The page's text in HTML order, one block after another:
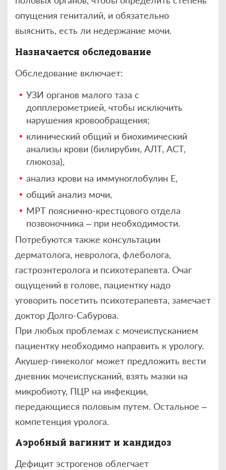
опущения гениталий, и обязательно
выяснить, есть ли недержание мочи.
Назначается обследование
Обследование включает:
УЗИ органов малого таза с
допплерометрией, чтобы исключить
нарушения кровообращения;
клинический общий и биохимический
анализы крови (билирубин, АЛТ, АСТ,
глюкоза),
анализ крови на иммуноглобулин Е,
общий анализ мочи,
МРТ пояснично-крестцового отдела
позвоночника – при необходимости.
Потребуются также консультации
дерматолога, невролога, флеболога,
гастроэнтеролога и психотерапевта. Очаг
ощущений в голове, пациентку надо
уговорить посетить психотерапевта, замечает
доктор Долго-Сабурова.
При любых проблемах с мочеиспусканием
пациентку необходимо направить к урологу.
Акушер-гинеколог может предложить вести
дневник мочеиспусканий, взять мазки на
микробиоту, ПЦР на инфекции,
передающиеся половым путем. Остальное –
компетенция уролога.
Аэробный вагинит и кандидоз
Дефицит эстрогенов облегчает